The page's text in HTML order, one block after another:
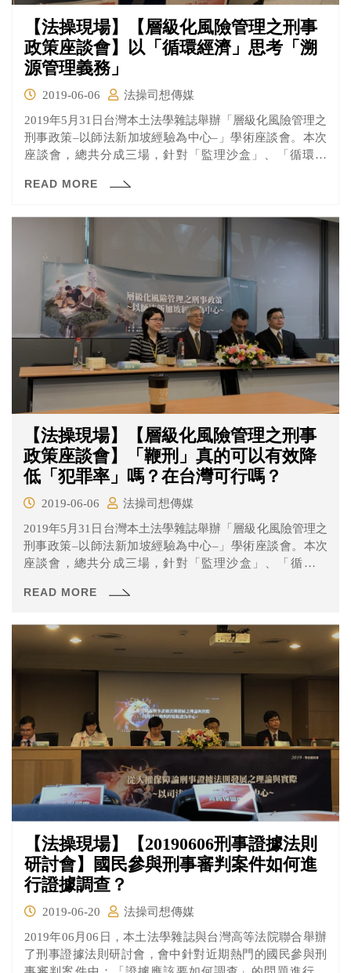
【法操現場】【層級化風險管理之刑事
政策座談會】以「循環經濟」思考「溯
源管理義務」
2019-06-06
法操司想傳媒
2019年5月31日台灣本土法學雜誌舉辦「層級化風險管理之
刑事政策–以師法新加坡經驗為中心–」學術座談會。本次
座談會，總共分成三場，針對「監理沙盒」、「循環經
場「從『循環經濟』思考『溯源管理』義務之必要性與其
READ MORE
【法操現場】【層級化風險管理之刑事
政策座談會】「鞭刑」真的可以有效降
低「犯罪率」嗎？在台灣可行嗎？
2019-06-06
法操司想傳媒
2019年5月31日台灣本土法學雜誌舉辦「層級化風險管理之
刑事政策–以師法新加坡經驗為中心–」學術座談會。本次
座談會，總共分成三場，針對「監理沙盒」、「循環經
場「新加坡的鞭刑制度」。
READ MORE
【法操現場】【20190606刑事證據法則
研討會】國民參與刑事審判案件如何進
行證據調查？
2019-06-20
法操司想傳媒
2019年06月06日，本土法學雜誌與台灣高等法院聯合舉辦
了刑事證據法則研討會，會中針對近期熱門的國民參與刑